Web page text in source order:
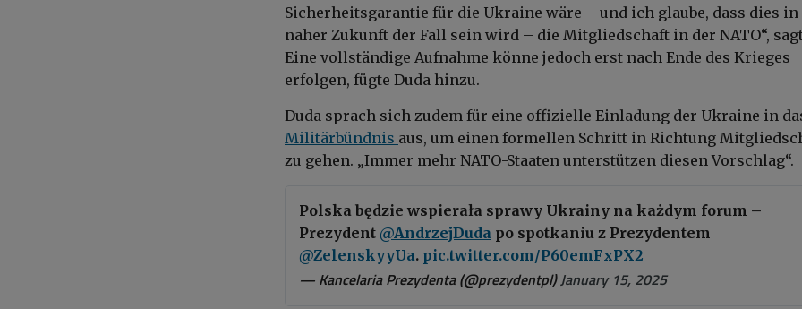
Sicherheitsgarantie für die Ukraine wäre – und ich glaube, dass dies in
naher Zukunft der Fall sein wird – die Mitgliedschaft in der NATO“,
Eine vollständige Aufnahme könne jedoch erst nach Ende des Krieges
erfolgen, fügte Duda hinzu.
Duda sprach sich zudem für eine offizielle Einladung der Ukraine in
Militärbündnis aus, um einen formellen Schritt in Richtung
zu gehen. „Immer mehr NATO-Staaten unterstützen diesen Vorschlag“.
Polska będzie wspierała sprawy Ukrainy na każdym forum –
Prezydent @AndrzejDuda po spotkaniu z Prezydentem
@ZelenskyyUa. pic.twitter.com/P60emFxPX2
— Kancelaria Prezydenta (@prezydentpl)January 15, 2025